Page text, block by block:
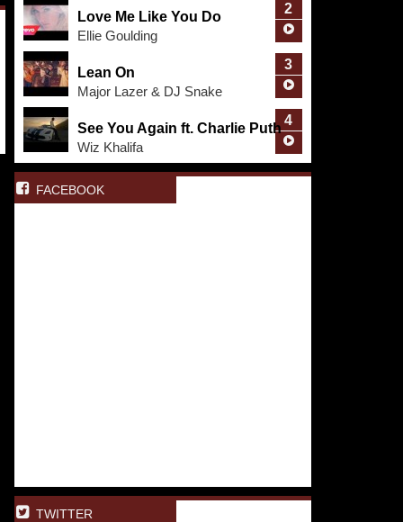
Love Me Like You Do
Ellie Goulding
2
Lean On
Major Lazer & DJ Snake
3
See You Again ft. Charlie Puth
Wiz Khalifa
4
FACEBOOK
TWITTER